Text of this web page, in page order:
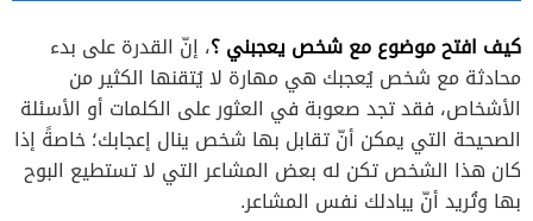
تدرب على الكلام الذي ستقوله
فكر في الطريقة التي تبدأ بها المحادثة
اطرح بعض الأسئلة
جامل
كيف افتح موضوع مع شخص يعجبني ؟، إنّ القدرة على بدء
محادثة مع شخص يُعجبك هي مهارة لا يُتقنها الكثير من
الأشخاص، فقد تجد صعوبة في العثور على الكلمات أو الأسئلة
الصحيحة التي يمكن أنّ تقابل بها شخص ينال إعجابك؛ خاصةً إذا
كان هذا الشخص تكن له بعض المشاعر التي لا تستطيع البوح
بها وتُريد أنّ يبادلك نفس المشاعر.